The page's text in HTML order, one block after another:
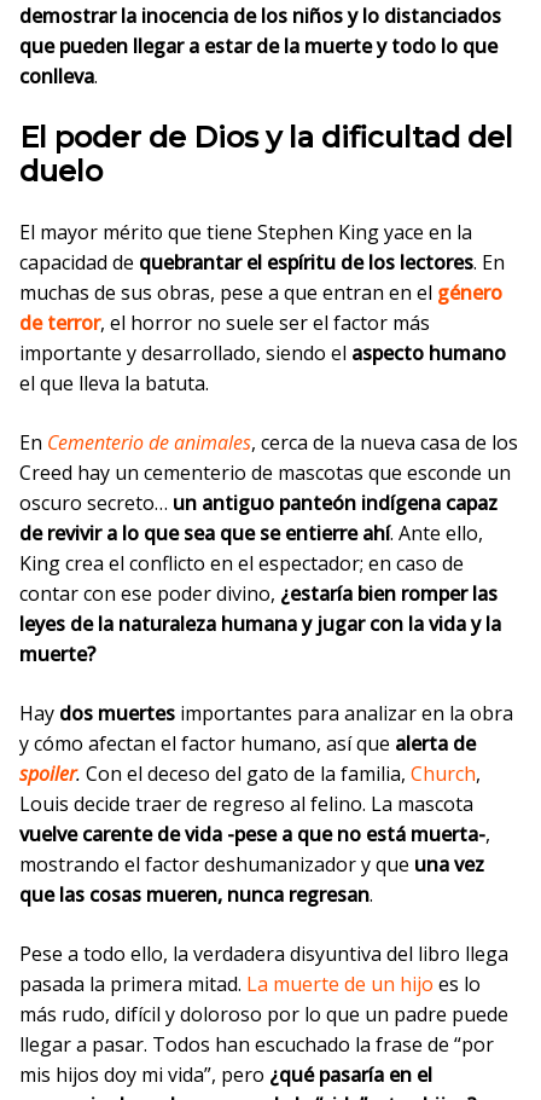
demostrar la inocencia de los niños y lo distanciados
que pueden llegar a estar de la muerte y todo lo que
conlleva.
El poder de Dios y la dificultad del
duelo
El mayor mérito que tiene Stephen King yace en la
capacidad de quebrantar el espíritu de los lectores. En
muchas de sus obras, pese a que entran en el género
de terror, el horror no suele ser el factor más
importante y desarrollado, siendo el aspecto humano
el que lleva la batuta.
En Cementerio de animales, cerca de la nueva casa de los
Creed hay un cementerio de mascotas que esconde un
oscuro secreto… un antiguo panteón indígena capaz
de revivir a lo que sea que se entierre ahí. Ante ello,
King crea el conflicto en el espectador; en caso de
contar con ese poder divino, ¿estaría bien romper las
leyes de la naturaleza humana y jugar con la vida y la
muerte?
Hay dos muertes importantes para analizar en la obra
y cómo afectan el factor humano, así que alerta de
spoiler. Con el deceso del gato de la familia, Church,
Louis decide traer de regreso al felino. La mascota
vuelve carente de vida -pese a que no está muerta-,
mostrando el factor deshumanizador y que una vez
que las cosas mueren, nunca regresan.
Pese a todo ello, la verdadera disyuntiva del libro llega
pasada la primera mitad. La muerte de un hijo es lo
más rudo, difícil y doloroso por lo que un padre puede
llegar a pasar. Todos han escuchado la frase de “por
mis hijos doy mi vida”, pero ¿qué pasaría en el